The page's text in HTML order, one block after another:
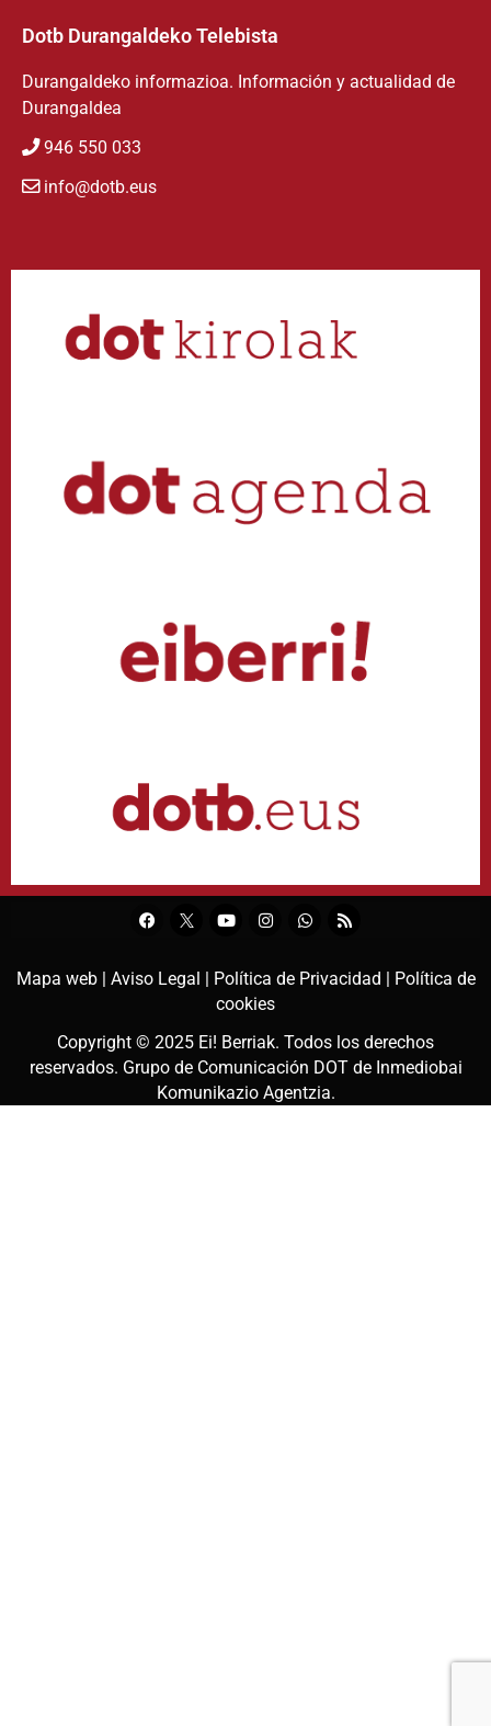
Dotb Durangaldeko Telebista
Durangaldeko informazioa. Información y actualidad de
Durangaldea
946 550 033
info@dotb.eus
Mapa web | Aviso Legal | Política de Privacidad |
Política de
cookies
Copyright © 2025 Ei! Berriak. Todos los derechos
reservados. Grupo de Comunicación DOT de Inmediobai
Komunikazio Agentzia.